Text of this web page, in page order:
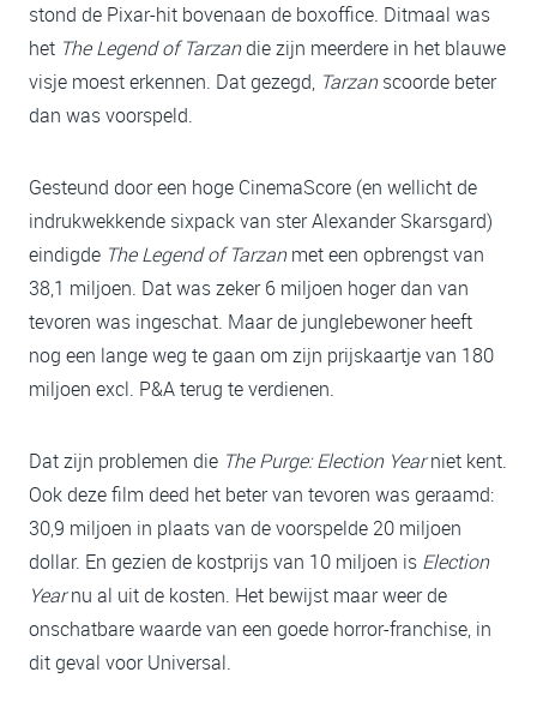
stond de Pixar-hit bovenaan de boxoffice. Ditmaal was
het The Legend of Tarzandie zijn meerdere in het blauwe
visje moest erkennen. Dat gezegd, Tarzanscoorde beter
dan was voorspeld.
Gesteund door een hoge CinemaScore (en wellicht de
indrukwekkende sixpack van ster Alexander Skarsgard)
eindigde The Legend of Tarzanmet een opbrengst van
38,1 miljoen. Dat was zeker 6 miljoen hoger dan van
tevoren was ingeschat. Maar de junglebewoner heeft
nog een lange weg te gaan om zijn prijskaartje van 180
miljoen excl. P&A terug te verdienen.
Dat zijn problemen die The Purge: Election Yearniet kent.
Ook deze film deed het beter van tevoren was geraamd:
30,9 miljoen in plaats van de voorspelde 20 miljoen
dollar. En gezien de kostprijs van 10 miljoen is Election
Yearnu al uit de kosten. Het bewijst maar weer de
onschatbare waarde van een goede horror-franchise, in
dit geval voor Universal.